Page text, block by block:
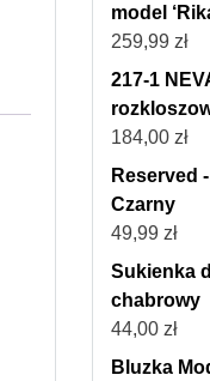
model
259,99 zł
217-1
184,00 zł
Reserved
Czarny
49,99 zł
Sukienka
chabrowy
44,00 zł
Bluzka